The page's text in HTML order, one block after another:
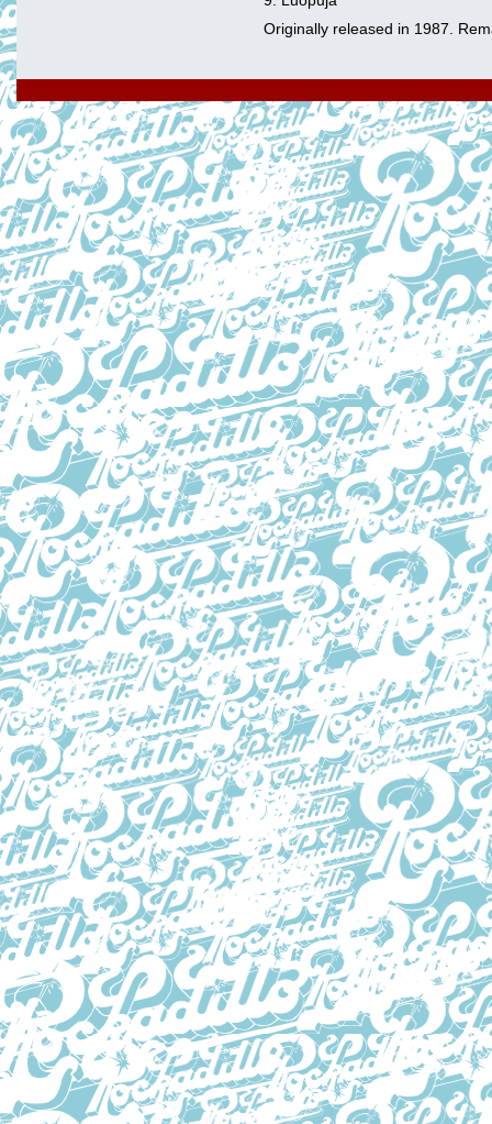
Originally released in 1987.